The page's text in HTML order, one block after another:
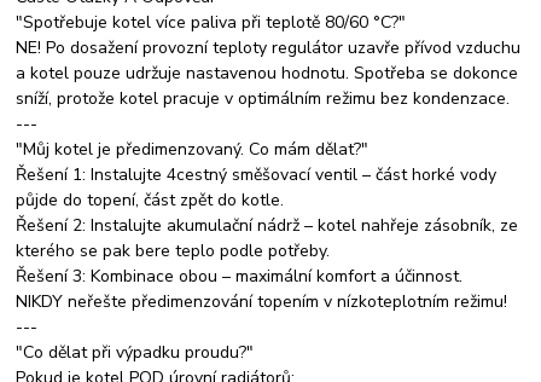
"Spotřebuje kotel více paliva při teplotě 80/60 °C?"
NE! Po dosažení provozní teploty regulátor uzavře přívod vzduchu
a kotel pouze udržuje nastavenou hodnotu. Spotřeba se dokonce
sníží, protože kotel pracuje v optimálním režimu bez kondenzace.
---
"Můj kotel je předimenzovaný. Co mám dělat?"
Řešení 1: Instalujte 4cestný směšovací ventil – část horké vody
půjde do topení, část zpět do kotle.
Řešení 2: Instalujte akumulační nádrž – kotel nahřeje zásobník, ze
kterého se pak bere teplo podle potřeby.
Řešení 3: Kombinace obou – maximální komfort a účinnost.
NIKDY neřešte předimenzování topením v nízkoteplotním režimu!
---
"Co dělat při výpadku proudu?"